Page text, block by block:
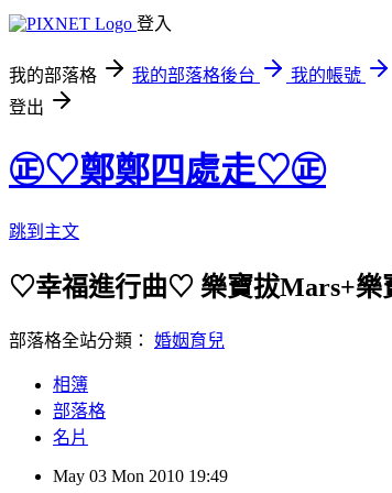
登入
我的部落格 我的部落格後台
我的帳號
登出
㊣♡鄭鄭四處走♡㊣
跳到主文
♡幸福進行曲♡ 樂寶拔Mars+樂
部落格全站分類： 婚姻育兒
相簿
部落格
名片
May 03 Mon 2010 19:49